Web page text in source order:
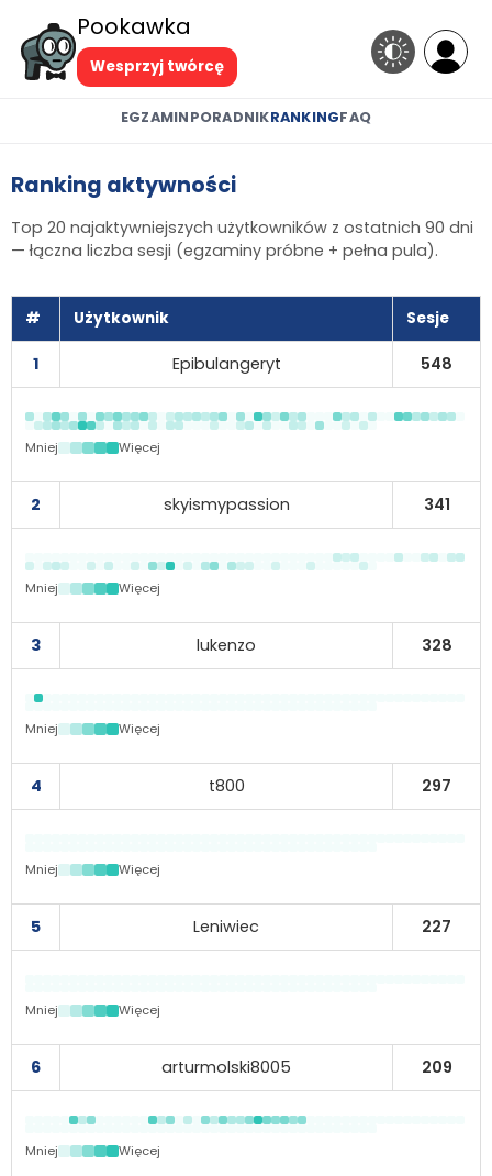
Pookawka
Wesprzyj twórcę
EGZAMINPORADNIKRANKINGFAQ
Ranking aktywności
Top 20 najaktywniejszych użytkowników z ostatnich 90 dni
— łączna liczba sesji (egzaminy próbne + pełna pula).
# Użytkownik Sesje
1 Epibulangeryt 548
Mniej Więcej
2 skyismypassion 341
Mniej Więcej
3 lukenzo 328
Mniej Więcej
4 t800 297
Mniej Więcej
5 Leniwiec 227
Mniej Więcej
6 arturmolski8005 209
Mniej Więcej